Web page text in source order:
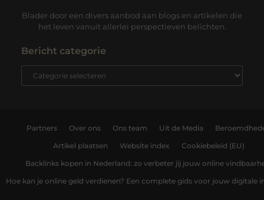
Blader door een divers aanbod aan blogs en artikelen die
het leven vanuit allerlei perspectieven belichten.
Bericht categorie
Partners Over ons Ons team Uit de Media
Artikel plaatsen Website index Cookiebeleid (EU)
Backlinks kopen in Nederland: zo verbeter jij jouw online
Hoe kan je online geld verdienen? Een complete gids voor jouw digitale